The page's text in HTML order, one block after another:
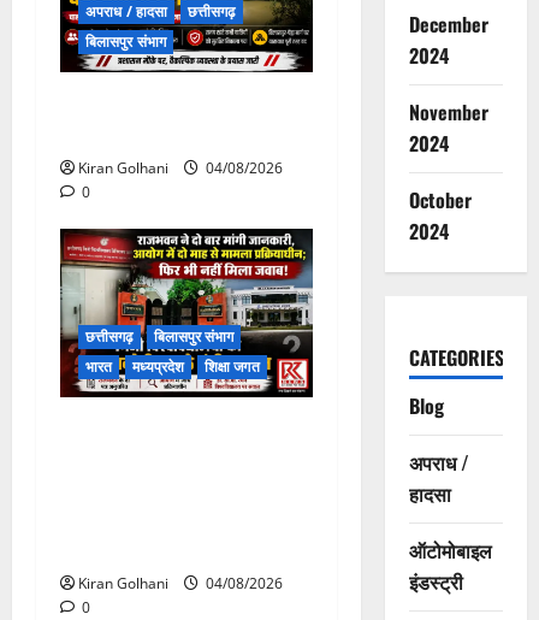
अपराध / हादसा
छत्तीसगढ़
बिलासपुर संभाग
Kiran Golhani
04/08/2026
0
छत्तीसगढ़
बिलासपुर संभाग
भारत
मध्यप्रदेश शिक्षा जगत
Kiran Golhani
04/08/2026
0
December
2024
November
2024
October
2024
CATEGORIES
Blog
अपराध /
हादसा
ऑटोमोबाइल
इंडस्ट्री